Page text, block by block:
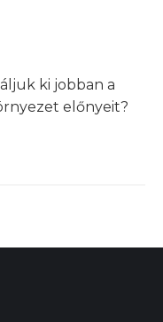
ki jobban a
előnyeit?